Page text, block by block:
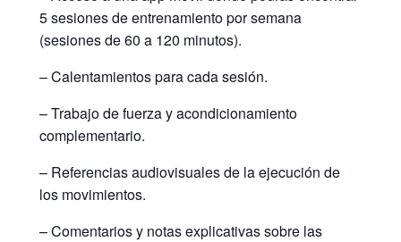
5 sesiones de entrenamiento por semana
(sesiones de 60 a 120 minutos).
– Calentamientos para cada sesión.
– Trabajo de fuerza y acondicionamiento
complementario.
– Referencias audiovisuales de la ejecución de
los movimientos.
– Comentarios y notas explicativas sobre las